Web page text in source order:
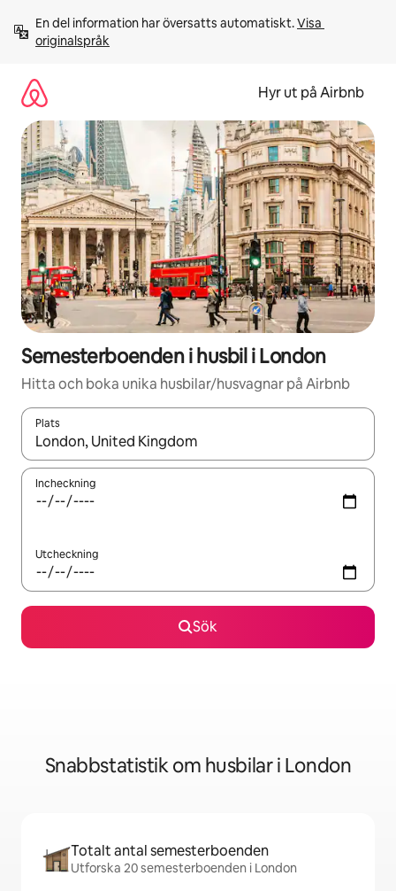
innehåll
En del information har översatts automatiskt. Visa
originalspråk
Hyr ut på Airbnb
Semesterboenden i husbil i London
Hitta och boka unika husbilar/husvagnar på Airbnb
Plats
När resultaten är tillgängliga kan du navigera med upp- och
Incheckning
Utcheckning
Sök
Snabbstatistik om husbilar i London
Totalt antal semesterboenden
Utforska 20 semesterboenden i London